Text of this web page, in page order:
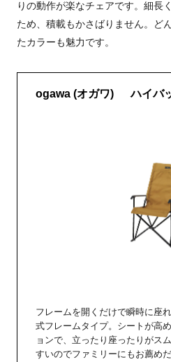
りの動作が楽なチェアです。細長
ため、積載もかさばりません。ど
たカラーも魅力です。
ogawa (オガワ) ハイバッ
フレームを開くだけで瞬時に座
式フレームタイプ。シートが高
ョンで、立ったり座ったりがス
すいのでファミリーにもお薦めだ